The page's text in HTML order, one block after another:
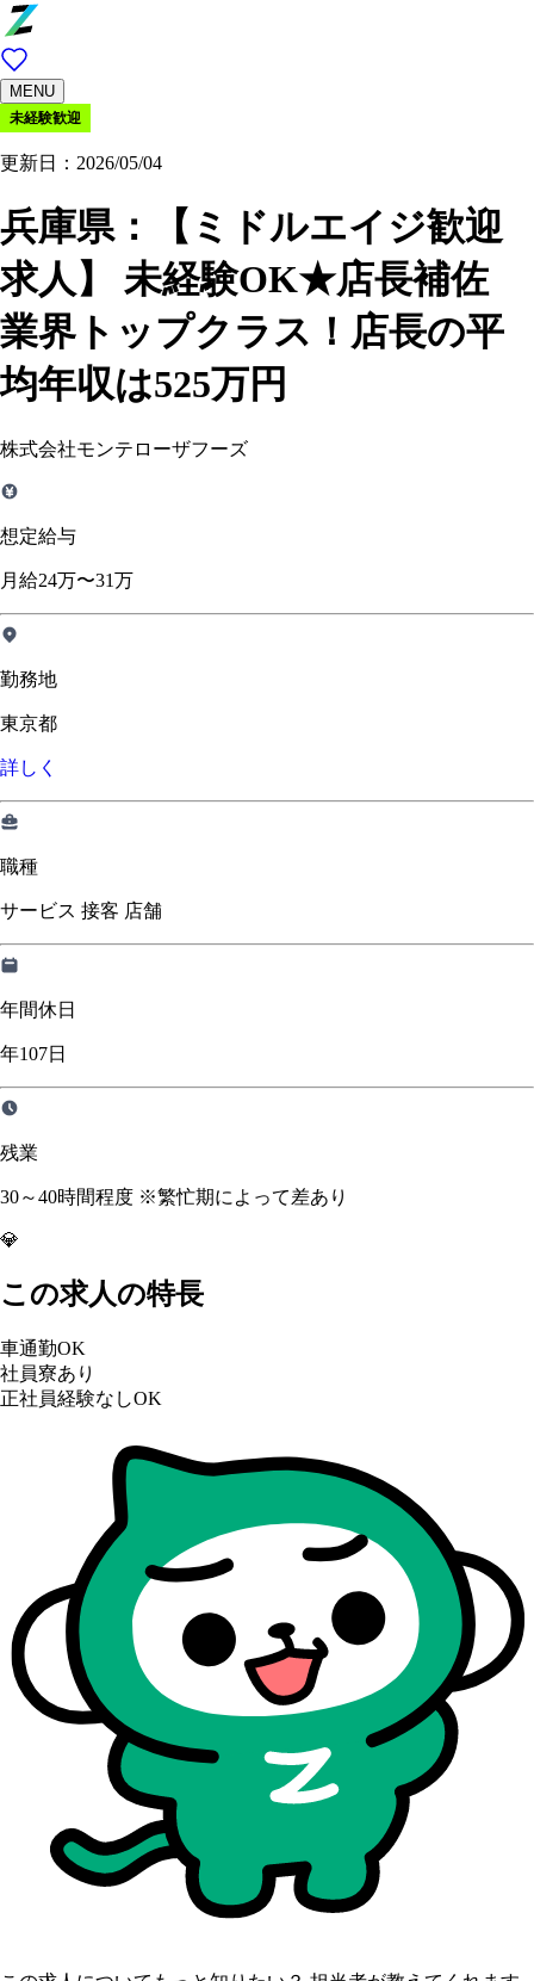
MENU
未経験歓迎
更新日：2026/05/04
兵庫県：
【ミドルエイジ歓迎
求人】 未経験OK★店長補佐
業界トップクラス！店長の平
均年収は525万円
株式会社モンテローザフーズ
想定給与
月給24万〜31万
勤務地
東京都
詳しく
職種
サービス 接客 店舗
年間休日
年107日
残業
30～40時間程度 ※繁忙期によって差あり
💎
この求人の特長
車通勤OK
社員寮あり
正社員経験なしOK